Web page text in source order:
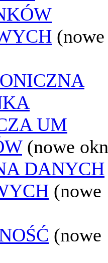
(nowe
UM
(nowe
DANYCH
(nowe
(nowe